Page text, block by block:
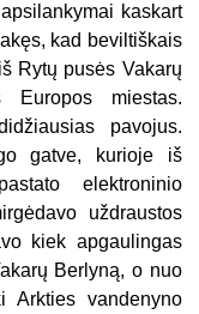
kaskart
kad beviltiškais
Rytų pusės Vakarų
Europos miestas.
pavojus.
gatve, kurioje iš
elektroninio
uždraustos
kiek apgaulingas
Berlyną, o nuo
vandenyno